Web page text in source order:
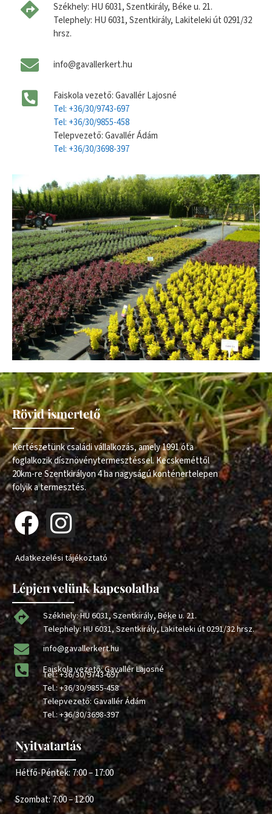
Székhely: HU 6031, Szentkirály, Béke u. 21.
Telephely: HU 6031, Szentkirály, Lakiteleki út 0291/32
hrsz.
info@gavallerkert.hu
Faiskola vezető: Gavallér Lajosné
Tel: +36/30/9743-697
Tel: +36/30/9855-458
Telepvezető: Gavallér Ádám
Tel: +36/30/3698-397
Rövid ismertető
Kertészetünk családi vállalkozás, amely 1991 óta
foglalkozik dísznövénytermesztéssel. Kecskeméttől
20km-re Szentkirályon 4 ha nagyságú konténertelepen
folyik a termesztés.
Adatkezelési tájékoztató
Lépjen velünk kapcsolatba
Székhely: HU 6031, Szentkirály, Béke u. 21.
Telephely: HU 6031, Szentkirály, Lakiteleki út 0291/32 hrsz.
info@gavallerkert.hu
Faiskola vezető: Gavallér Lajosné
Tel.:+36/30/9743-697
Tel.:+36/30/9855-458
Telepvezető: Gavallér Ádám
Tel.:+36/30/3698-397
Nyitvatartás
Hétfő-Péntek: 7:00 – 17:00
Szombat: 7:00 – 12:00